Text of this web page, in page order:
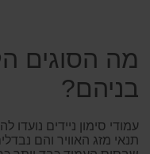
מה הסוגים
בניהם?
עמודי סימון ניידים
תנאי מזג האוויר והם